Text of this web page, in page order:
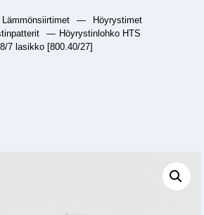
Lämmönsiirtimet —
Höyrystimet
— Höyrystinlohko HTS
8/7 lasikko [800.40/27]